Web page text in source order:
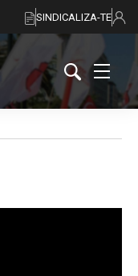
SINDICALIZA-TE